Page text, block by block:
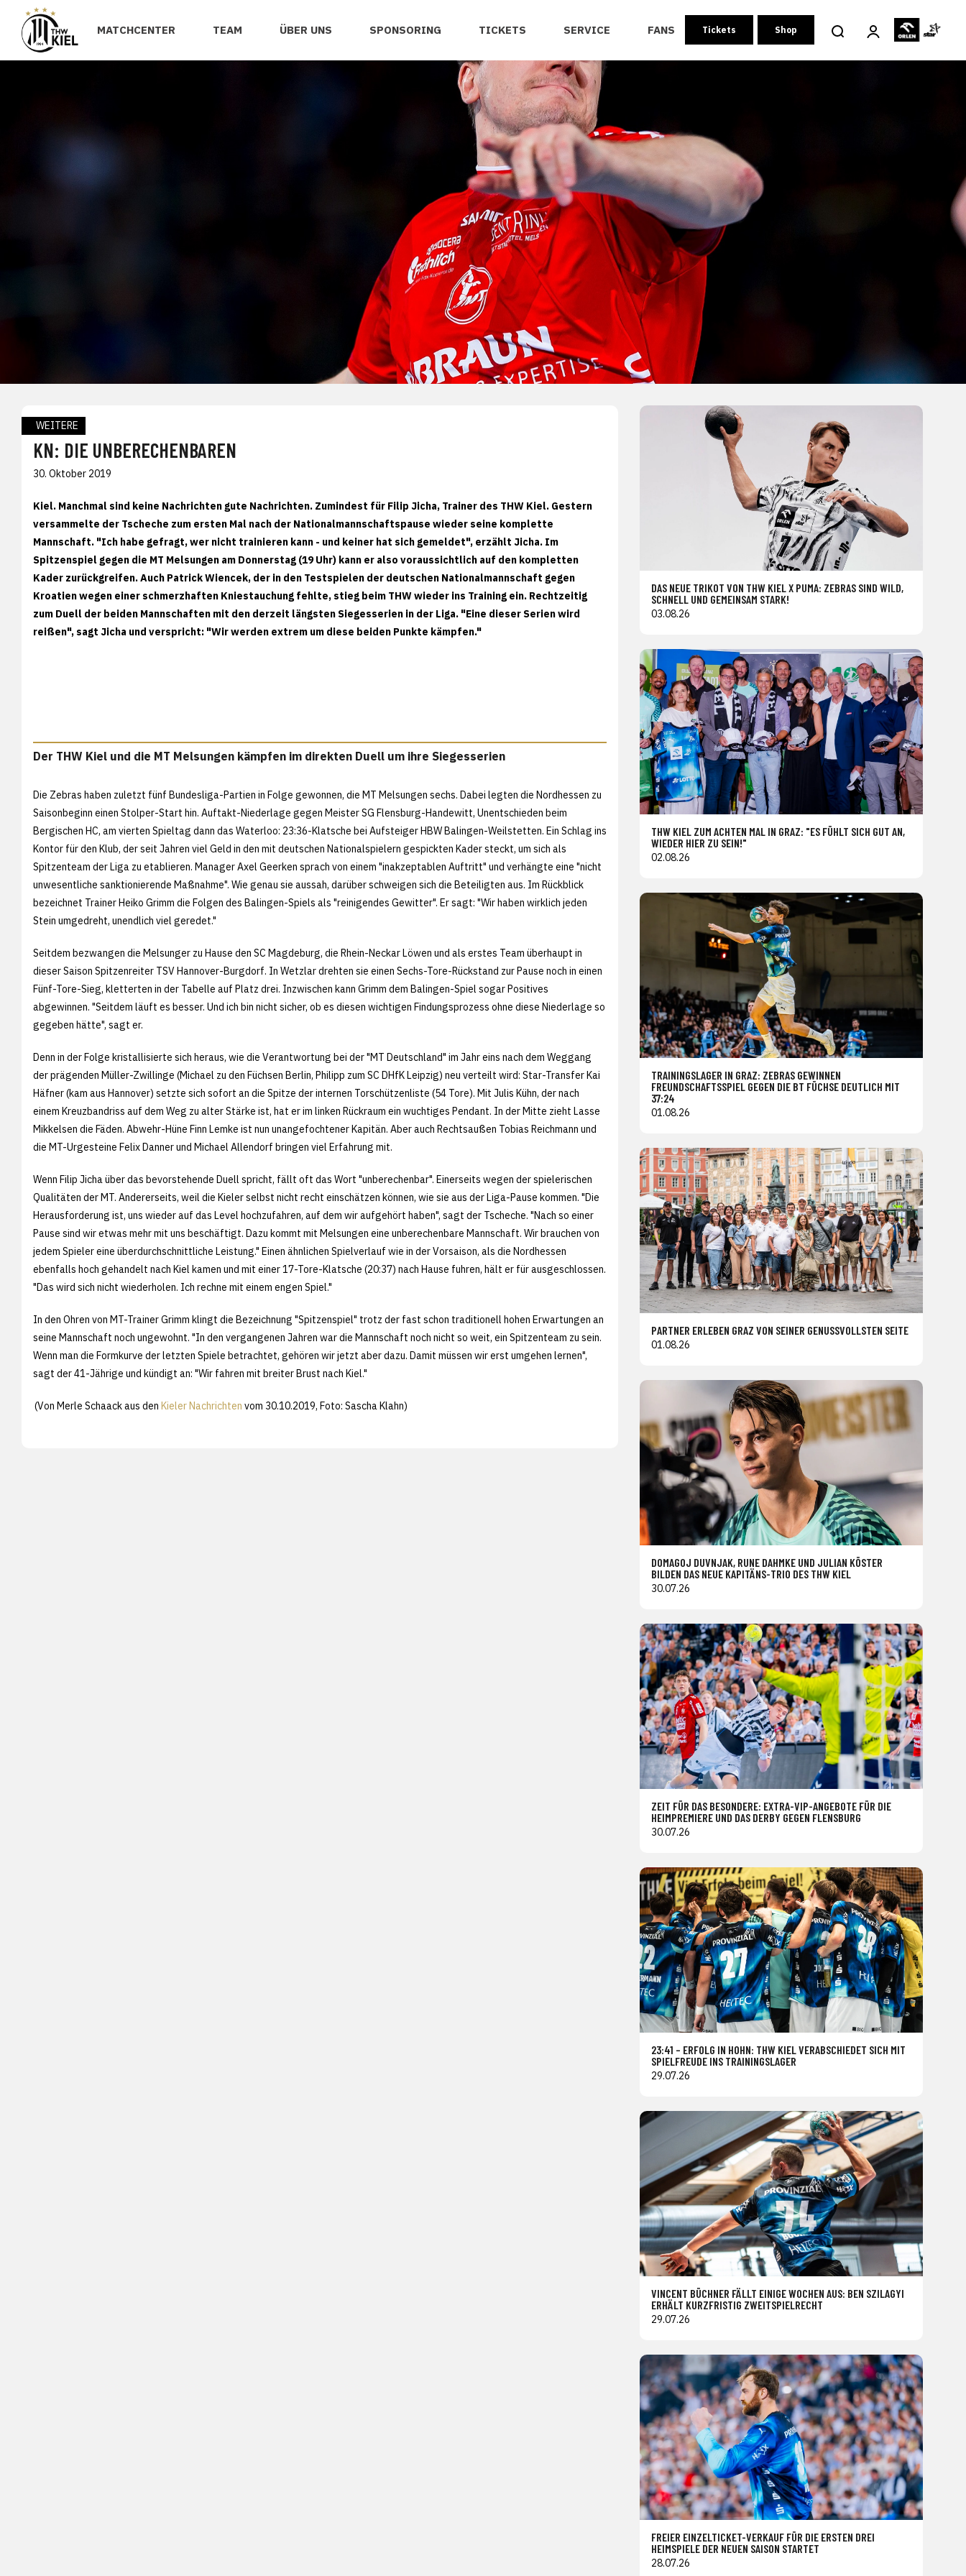
MATCHCENTER TEAM ÜBER UNS SPONSORING TICKETS SERVICE FANS Tickets Shop
WEITERE
KN: DIE UNBERECHENBAREN
30. Oktober 2019
Kiel. Manchmal sind keine Nachrichten gute Nachrichten. Zumindest für Filip Jicha, Trainer des THW Kiel. Gestern
versammelte der Tscheche zum ersten Mal nach der Nationalmannschaftspause wieder seine komplette
Mannschaft. "Ich habe gefragt, wer nicht trainieren kann - und keiner hat sich gemeldet", erzählt Jicha. Im
Spitzenspiel gegen die MT Melsungen am Donnerstag (19 Uhr) kann er also voraussichtlich auf den kompletten
Kader zurückgreifen. Auch Patrick Wiencek, der in den Testspielen der deutschen Nationalmannschaft gegen
Kroatien wegen einer schmerzhaften Kniestauchung fehlte, stieg beim THW wieder ins Training ein. Rechtzeitig
zum Duell der beiden Mannschaften mit den derzeit längsten Siegesserien in der Liga. "Eine dieser Serien wird
reißen", sagt Jicha und verspricht: "Wir werden extrem um diese beiden Punkte kämpfen."
Der THW Kiel und die MT Melsungen kämpfen im direkten Duell um ihre Siegesserien
Die Zebras haben zuletzt fünf Bundesliga-Partien in Folge gewonnen, die MT Melsungen sechs. Dabei legten die Nordhessen zu
Saisonbeginn einen Stolper-Start hin. Auftakt-Niederlage gegen Meister SG Flensburg-Handewitt, Unentschieden beim
Bergischen HC, am vierten Spieltag dann das Waterloo: 23:36-Klatsche bei Aufsteiger HBW Balingen-Weilstetten. Ein Schlag ins
Kontor für den Klub, der seit Jahren viel Geld in den mit deutschen Nationalspielern gespickten Kader steckt, um sich als
Spitzenteam der Liga zu etablieren. Manager Axel Geerken sprach von einem "inakzeptablen Auftritt" und verhängte eine "nicht
unwesentliche sanktionierende Maßnahme". Wie genau sie aussah, darüber schweigen sich die Beteiligten aus. Im Rückblick
bezeichnet Trainer Heiko Grimm die Folgen des Balingen-Spiels als "reinigendes Gewitter". Er sagt: "Wir haben wirklich jeden
Stein umgedreht, unendlich viel geredet."
Seitdem bezwangen die Melsunger zu Hause den SC Magdeburg, die Rhein-Neckar Löwen und als erstes Team überhaupt in
dieser Saison Spitzenreiter TSV Hannover-Burgdorf. In Wetzlar drehten sie einen Sechs-Tore-Rückstand zur Pause noch in einen
Fünf-Tore-Sieg, kletterten in der Tabelle auf Platz drei. Inzwischen kann Grimm dem Balingen-Spiel sogar Positives
abgewinnen. "Seitdem läuft es besser. Und ich bin nicht sicher, ob es diesen wichtigen Findungsprozess ohne diese Niederlage so
gegeben hätte", sagt er.
Denn in der Folge kristallisierte sich heraus, wie die Verantwortung bei der "MT Deutschland" im Jahr eins nach dem Weggang
der prägenden Müller-Zwillinge (Michael zu den Füchsen Berlin, Philipp zum SC DHfK Leipzig) neu verteilt wird: Star-Transfer Kai
Häfner (kam aus Hannover) setzte sich sofort an die Spitze der internen Torschützenliste (54 Tore). Mit Julis Kühn, der nach
einem Kreuzbandriss auf dem Weg zu alter Stärke ist, hat er im linken Rückraum ein wuchtiges Pendant. In der Mitte zieht Lasse
Mikkelsen die Fäden. Abwehr-Hüne Finn Lemke ist nun unangefochtener Kapitän. Aber auch Rechtsaußen Tobias Reichmann und
die MT-Urgesteine Felix Danner und Michael Allendorf bringen viel Erfahrung mit.
Wenn Filip Jicha über das bevorstehende Duell spricht, fällt oft das Wort "unberechenbar". Einerseits wegen der spielerischen
Qualitäten der MT. Andererseits, weil die Kieler selbst nicht recht einschätzen können, wie sie aus der Liga-Pause kommen. "Die
Herausforderung ist, uns wieder auf das Level hochzufahren, auf dem wir aufgehört haben", sagt der Tscheche. "Nach so einer
Pause sind wir etwas mehr mit uns beschäftigt. Dazu kommt mit Melsungen eine unberechenbare Mannschaft. Wir brauchen von
jedem Spieler eine überdurchschnittliche Leistung." Einen ähnlichen Spielverlauf wie in der Vorsaison, als die Nordhessen
ebenfalls hoch gehandelt nach Kiel kamen und mit einer 17-Tore-Klatsche (20:37) nach Hause fuhren, hält er für ausgeschlossen.
"Das wird sich nicht wiederholen. Ich rechne mit einem engen Spiel."
In den Ohren von MT-Trainer Grimm klingt die Bezeichnung "Spitzenspiel" trotz der fast schon traditionell hohen Erwartungen an
seine Mannschaft noch ungewohnt. "In den vergangenen Jahren war die Mannschaft noch nicht so weit, ein Spitzenteam zu sein.
Wenn man die Formkurve der letzten Spiele betrachtet, gehören wir jetzt aber dazu. Damit müssen wir erst umgehen lernen",
sagt der 41-Jährige und kündigt an: "Wir fahren mit breiter Brust nach Kiel."
(Von Merle Schaack aus den Kieler Nachrichten vom 30.10.2019, Foto: Sascha Klahn)
DAS NEUE TRIKOT VON THW KIEL X PUMA: ZEBRAS SIND WILD,
SCHNELL UND GEMEINSAM STARK!
03.08.26
THW KIEL ZUM ACHTEN MAL IN GRAZ: "ES FÜHLT SICH GUT AN,
WIEDER HIER ZU SEIN!"
02.08.26
TRAININGSLAGER IN GRAZ: ZEBRAS GEWINNEN
FREUNDSCHAFTSSPIEL GEGEN DIE BT FÜCHSE DEUTLICH MIT
37:24
01.08.26
PARTNER ERLEBEN GRAZ VON SEINER GENUSSVOLLSTEN SEITE
01.08.26
DOMAGOJ DUVNJAK, RUNE DAHMKE UND JULIAN KÖSTER
BILDEN DAS NEUE KAPITÄNS-TRIO DES THW KIEL
30.07.26
ZEIT FÜR DAS BESONDERE: EXTRA-VIP-ANGEBOTE FÜR DIE
HEIMPREMIERE UND DAS DERBY GEGEN FLENSBURG
30.07.26
23:41 – ERFOLG IN HOHN: THW KIEL VERABSCHIEDET SICH MIT
SPIELFREUDE INS TRAININGSLAGER
29.07.26
VINCENT BÜCHNER FÄLLT EINIGE WOCHEN AUS: BEN SZILAGYI
ERHÄLT KURZFRISTIG ZWEITSPIELRECHT
29.07.26
FREIER EINZELTICKET-VERKAUF FÜR DIE ERSTEN DREI
HEIMSPIELE DER NEUEN SAISON STARTET
28.07.26